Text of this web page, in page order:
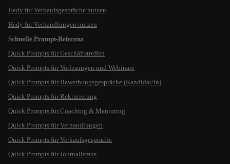
Hedy für Verkaufsgespräche nutzen
Hedy für Verhandlungen nutzen
Schnelle Prompt-Referenz
Quick Prompts für Geschäftstreffen
Quick Prompts für Vorlesungen und Webinare
Quick Prompts für Bewerbungsgespräche (Kandidat/in)
Quick Prompts für Rekrutierung
Quick Prompts für Coaching & Mentoring
Quick Prompts für Verhandlungen
Quick Prompts für Verkaufsgespräche
Quick Prompts für Journalismus